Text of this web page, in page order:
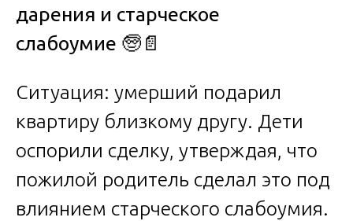
дарения и старческое
слабоумие 🧓📄
Ситуация: умерший подарил
квартиру близкому другу. Дети
оспорили сделку, утверждая, что
пожилой родитель сделал это под
влиянием старческого слабоумия.